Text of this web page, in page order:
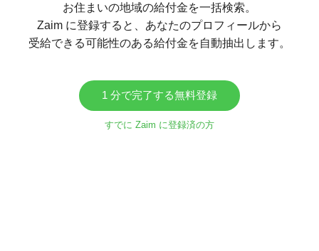
お住まいの地域の給付金を一括検索。
Zaim に登録すると、あなたのプロフィールから
受給できる可能性のある給付金を自動抽出します。
1 分で完了する無料登録
すでに Zaim に登録済の方